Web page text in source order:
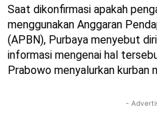
Saat dikonfirmasi apakah
menggunakan Anggaran
(APBN), Purbaya menyebut
informasi mengenai hal
Prabowo menyalurkan kurban
-